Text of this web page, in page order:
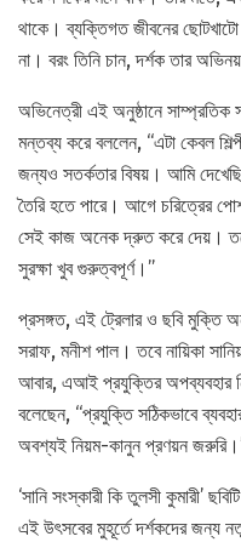
থাকে। ব্যক্তিগত জীবনের ছোটখাটো
না। বরং তিনি চান, দর্শক তার
অভিনেত্রী এই অনুষ্ঠানে
মন্তব্য করে বললেন, ‘‘এটা কেবল
জন্যও সতর্কতার বিষয়। আমি
তৈরি হতে পারে। আগে চরিত্রের
সেই কাজ অনেক দ্রুত করে দেয়।
সুরক্ষা খুব গুরুত্বপূর্ণ।’’
প্রসঙ্গত, এই ট্রেলার ও ছবি মুক্তি
সরাফ, মনীশ পাল। তবে নায়িকা
আবার, এআই প্রযুক্তির অপব্যবহার
বলেছেন, ‘‘প্রযুক্তি সঠিকভাবে
অবশ্যই নিয়ম-কানুন প্রণয়ন
‘সানি সংস্কারী কি তুলসী কুমারী’
এই উৎসবের মুহূর্তে দর্শকদের জন্য